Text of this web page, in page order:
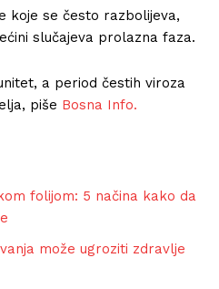
koje se često razbolijeva,
slučajeva prolazna faza.
a period čestih viroza
piše Bosna Info.
folijom: 5 načina kako da
može ugroziti zdravlje